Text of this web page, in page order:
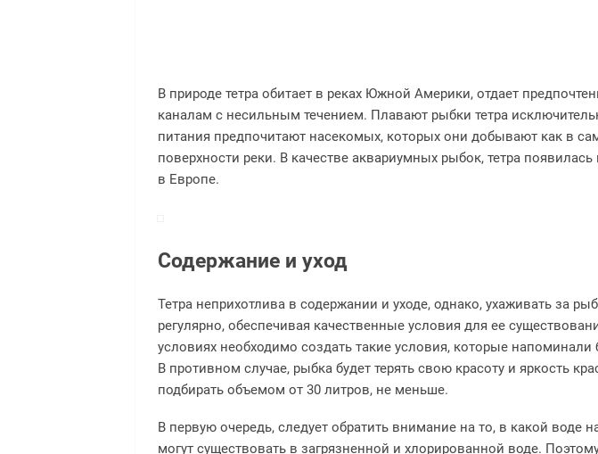
В природе тетра обитает в реках Южной Америки, отдает
каналам с несильным течением. Плавают рыбки тетра
питания предпочитают насекомых, которых они добывают как в
поверхности реки. В качестве аквариумных рыбок, тетра появилась
в Европе.
Содержание и уход
Тетра неприхотлива в содержании и уходе, однако, ухаживать за
регулярно, обеспечивая качественные условия для ее
условиях необходимо создать такие условия, которые
В противном случае, рыбка будет терять свою красоту и яркость
подбирать объемом от 30 литров, не меньше.
В первую очередь, следует обратить внимание на то, в какой воде
могут существовать в загрязненной и хлорированной воде.